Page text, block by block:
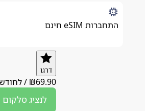
התחברות eSIM חינם
₪69.90
/לחודש
לנציגסלקום